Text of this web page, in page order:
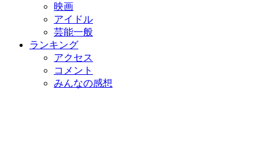
映画
アイドル
芸能一般
ランキング
アクセス
コメント
みんなの感想